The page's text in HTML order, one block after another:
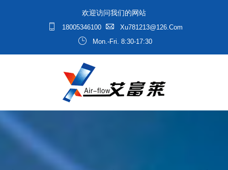
欢迎访问我们的网站
18005346100
Xu781213@126.com
Mon.-Fri. 8:30-17:30